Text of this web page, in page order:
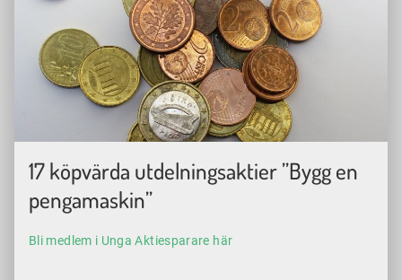
17 köpvärda utdelningsaktier ”Bygg en
pengamaskin”
Bli medlem i Unga Aktiesparare här